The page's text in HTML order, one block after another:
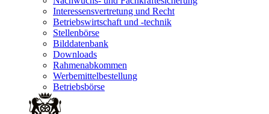
Interessensvertretung und Recht
Betriebswirtschaft und -technik
Stellenbörse
Bilddatenbank
Downloads
Rahmenabkommen
Werbemittelbestellung
Betriebsbörse